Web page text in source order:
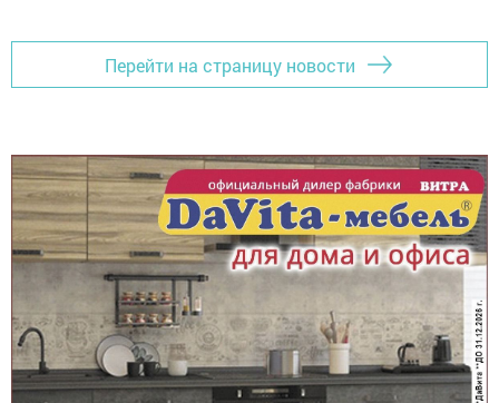
Перейти на страницу новости